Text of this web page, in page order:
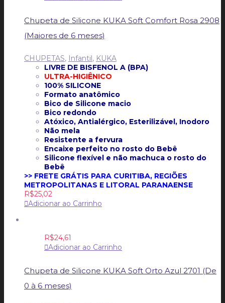
Chupeta de Silicone KUKA Soft Comfort Rosa 2908
(Maiores de 6 meses)
CHUPETAS, Infantil, KUKA
LIVRE DE BISFENOL A (BPA)
ULTRA-HIGIÊNICO
100% SILICONE
Formato anatômico
Bico de Silicone macio
Bico redondo
Atóxico, Antialérgico, Esterilizável, Inodoro
Não mela
Resistente a fervura
Encaixe perfeito no rosto do Bebê
Silicone flexível e não machuca o rosto do
Bebê
>> FRETE GRÁTIS PARA CURITIBA, REGIÕES
METROPOLITANAS E LITORAL PARANAENSE
R$25,02
Adicionar ao Carrinho
R$24,61
Adicionar ao Carrinho
Chupeta de Silicone KUKA Soft Orto Azul 2701 (De
0 à 6 meses)